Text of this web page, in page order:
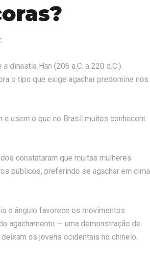
dinastia Han (206 a.C. a 220 d.C.).
o tipo que exige agachar predomine nos
usem o que no Brasil muitos conhecem
constataram que muitas mulheres
públicos, preferindo se agachar em cima
o ângulo favorece os movimentos
agachamento — uma demonstração de
os jovens ocidentais no chinelo.